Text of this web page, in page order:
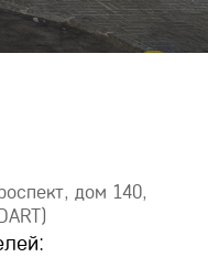
дом 140,